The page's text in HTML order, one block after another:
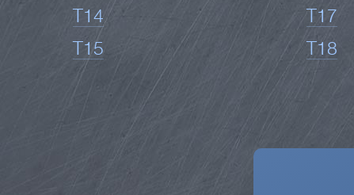
Т14
Т15
Т17
Т18